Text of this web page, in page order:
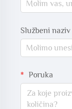
Službeni naziv
Poruka